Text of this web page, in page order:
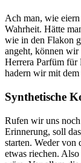
Ach man, wie
Wahrheit. Hätte
wie in den Flakon
angeht, können
Herrera Parfüm für
hadern wir mit
Synthetische
Rufen wir uns
Erinnerung, soll
starten. Weder von
etwas riechen.